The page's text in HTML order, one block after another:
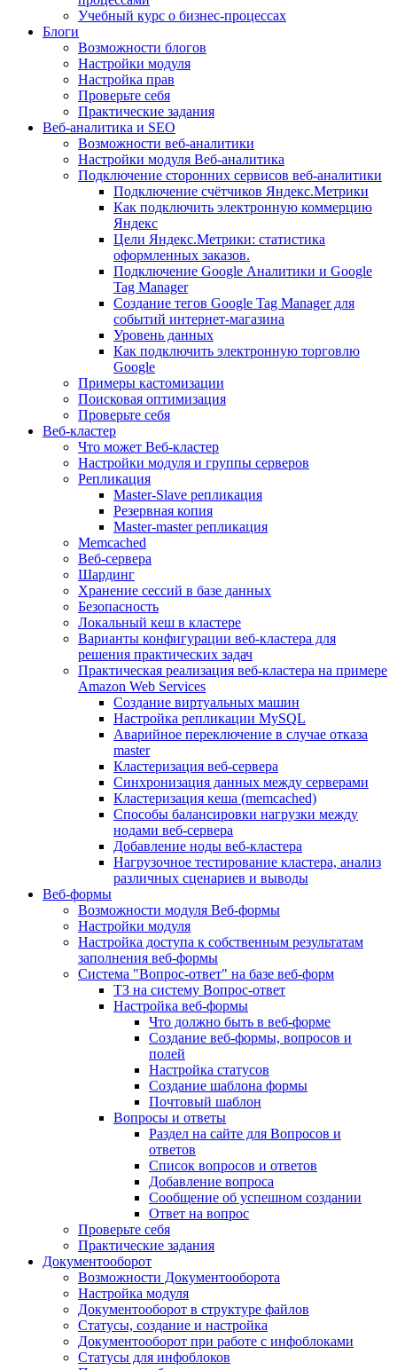
Учебный курс о бизнес-процессах
Блоги
Возможности блогов
Настройки модуля
Настройка прав
Проверьте себя
Практические задания
Веб-аналитика и SEO
Возможности веб-аналитики
Настройки модуля Веб-аналитика
Подключение сторонних сервисов веб-аналитики
Подключение счётчиков Яндекс.Метрики
Как подключить электронную коммерцию
Яндекс
Цели Яндекс.Метрики: статистика
оформленных заказов.
Подключение Google Аналитики и Google
Tag Manager
Создание тегов Google Tag Manager для
событий интернет-магазина
Уровень данных
Как подключить электронную торговлю
Google
Примеры кастомизации
Поисковая оптимизация
Проверьте себя
Веб-кластер
Что может Веб-кластер
Настройки модуля и группы серверов
Репликация
Master-Slave репликация
Резервная копия
Master-master репликация
Memcached
Веб-сервера
Шардинг
Хранение сессий в базе данных
Безопасность
Локальный кеш в кластере
Варианты конфигурации веб-кластера для
решения практических задач
Практическая реализация веб-кластера на примере
Amazon Web Services
Создание виртуальных машин
Настройка репликации MySQL
Аварийное переключение в случае отказа
master
Кластеризация веб-сервера
Синхронизация данных между серверами
Кластеризация кеша (memcached)
Способы балансировки нагрузки между
нодами веб-сервера
Добавление ноды веб-кластера
Нагрузочное тестирование кластера, анализ
различных сценариев и выводы
Веб-формы
Возможности модуля Веб-формы
Настройки модуля
Настройка доступа к собственным результатам
заполнения веб-формы
Система "Вопрос-ответ" на базе веб-форм
ТЗ на систему Вопрос-ответ
Настройка веб-формы
Что должно быть в веб-форме
Создание веб-формы, вопросов и
полей
Настройка статусов
Создание шаблона формы
Почтовый шаблон
Вопросы и ответы
Раздел на сайте для Вопросов и
ответов
Список вопросов и ответов
Добавление вопроса
Сообщение об успешном создании
Ответ на вопрос
Проверьте себя
Практические задания
Документооборот
Возможности Документооборота
Настройка модуля
Документооборот в структуре файлов
Статусы, создание и настройка
Документооборот при работе с инфоблоками
Статусы для инфоблоков